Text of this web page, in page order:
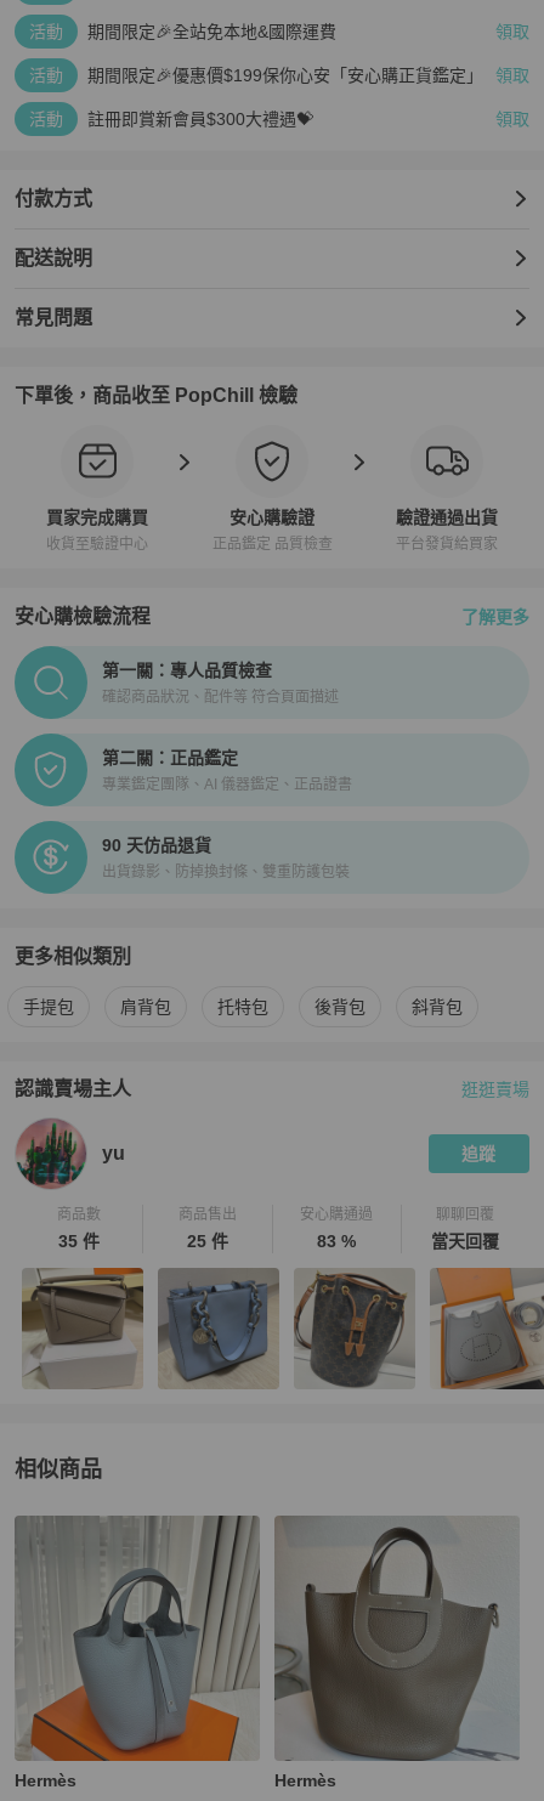
活動 期間限定🎉全站免本地&國際運費 領取
活動 期間限定🎉優惠價$199保你心安「安心購正貨鑑定」 領取
活動 註冊即賞新會員$300大禮遇💝 領取
付款方式
配送說明
常見問題
下單後，商品收至 PopChill 檢驗
買家完成購買
收貨至驗證中心
安心購驗證
正品鑑定 品質檢查
驗證通過出貨
平台發貨給買家
安心購檢驗流程 了解更多
PopChill拍拍圈正品驗證、安心購檢驗流程介紹
第一關：專人品質檢查
確認商品狀況、配件等 符合頁面描述
第二關：正品鑑定
專業鑑定團隊、AI 儀器鑑定、正品證書
90 天仿品退貨
出貨錄影、防掉換封條、雙重防護包裝
更多相似類別
更多Hermès 女包相似商品推薦
手提包 肩背包 托特包 後背包 斜背包
認識賣場主人
PopChill 拍拍圈嚴選賣家
逛逛賣場
yu 追蹤
商品數
35 件
商品售出
25 件
安心購通過
83 %
聊聊回覆
當天回覆
相似商品
更多相似Hermès女包推薦精品
Hermès Hermès